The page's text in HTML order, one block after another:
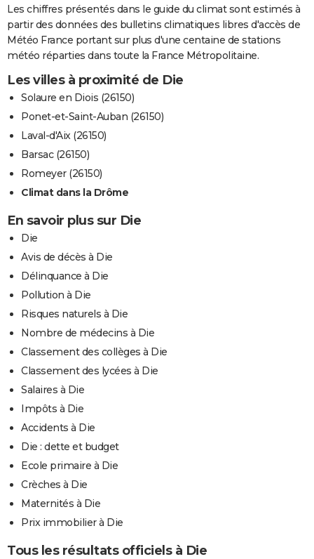
Les chiffres présentés dans le guide du climat sont estimés à
partir des données des bulletins climatiques libres d'accès de
Météo France portant sur plus d'une centaine de stations
météo réparties dans toute la France Métropolitaine.
Les villes à proximité de Die
Solaure en Diois (26150)
Ponet-et-Saint-Auban (26150)
Laval-d'Aix (26150)
Barsac (26150)
Romeyer (26150)
Climat dans la Drôme
En savoir plus sur Die
Die
Avis de décès à Die
Délinquance à Die
Pollution à Die
Risques naturels à Die
Nombre de médecins à Die
Classement des collèges à Die
Classement des lycées à Die
Salaires à Die
Impôts à Die
Accidents à Die
Die : dette et budget
Ecole primaire à Die
Crèches à Die
Maternités à Die
Prix immobilier à Die
Tous les résultats officiels à Die